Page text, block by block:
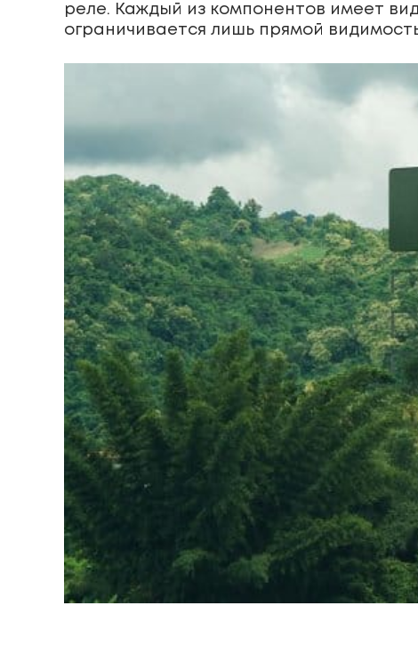
реле. Каждый из компонентов имеет
ограничивается лишь прямой